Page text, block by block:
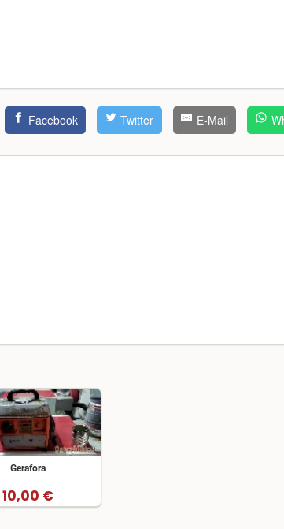
Facebook Twitter E-Mail
Gerafora
10,00 €